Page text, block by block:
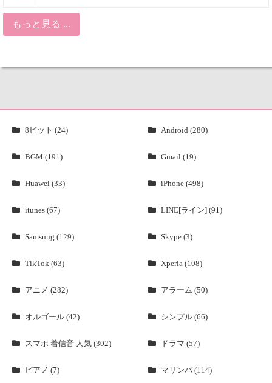
もっと見る ...
8ビット (24) Android (280)
BGM (191) Gmail (19)
Huawei (33) iPhone (498)
itunes (67) LINE[ライン] (91)
Samsung (129) Skype (3)
TikTok (63) Xperia (108)
アニメ (282) アラーム (50)
オルゴール (42) シンプル (66)
スマホ 着信音 人気 (302) ドラマ (57)
ピアノ (7) マリンバ (114)